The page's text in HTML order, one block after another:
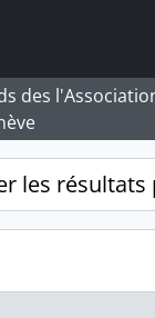
des
les résultats